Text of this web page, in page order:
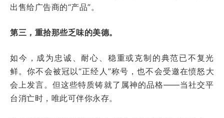
出售给广告商的“产品”。
第三，重拾那些乏味的美德。
如今，成为忠诚、耐心、稳重或克制的典范已不复光
鲜。你不会被冠以“正经人”称号，也不会受邀在愤怒大
会上发言。但这些特质铸就了属神的品格——当社交平
台消亡时，唯此可伴你永存。